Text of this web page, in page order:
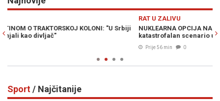
NUKLEARNA OPCIJA NA STOLU: Wilkerson upozorava na
katastrofalan scenario u ratu sa Iranom
Sport/ Najčitanije